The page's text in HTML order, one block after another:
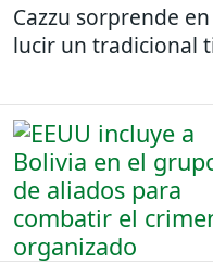
Cazzu sorprende
lucir un tradicional